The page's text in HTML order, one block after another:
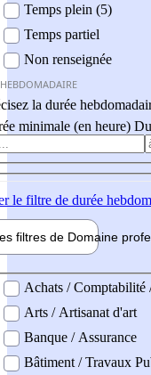
Temps plein (5)
Temps partiel
Non renseignée
la durée
minimale (en heure)
le filtre de durée
filtres de Domaine pro
professionel
Achats / Comptabilité
Arts / Artisanat d'art
Banque / Assurance
Bâtiment / Travaux